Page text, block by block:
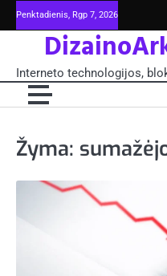
Skip
to
Penktadienis, Rgp 7, 2026
Interneto technologijos,
Žyma: